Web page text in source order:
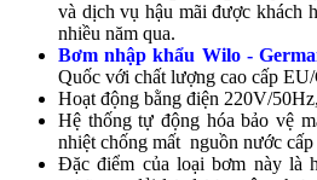
và dịch vụ hậu mãi được khách
nhiều năm qua.
Bơm nhập khẩu Wilo -
Quốc với chất lượng cao cấp
Hoạt động bằng điện 220V/
Hệ thống tự động hóa bảo vệ
nhiệt chống mất nguồn nước
Đặc điểm của loại bơm này là